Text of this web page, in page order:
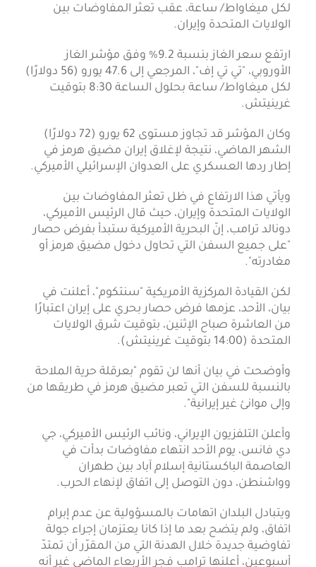
لكل ميغاواط/ ساعة، عقب تعثر المفاوضات بين
الولايات المتحدة وإيران.
ارتفع سعر الغاز بنسبة 9.2% وفق مؤشر الغاز
الأوروبي، "تي تي إف"، المرجعي إلى 47.6 يورو (56 دولارًا)
لكل ميغاواط/ ساعة بحلول الساعة 8:30 بتوقيت
غرينيتش.
وكان المؤشر قد تجاوز مستوى 62 يورو (72 دولارًا)
الشهر الماضي، نتيجة لإغلاق إيران مضيق هرمز في
إطار ردها العسكري على العدوان الإسرائيلي الأميركي.
ويأتي هذا الارتفاع في ظل تعثر المفاوضات بين
الولايات المتحدة وإيران، حيث قال الرئيس الأميركي،
دونالد ترامب، إنّ البحرية الأميركية ستبدأ بفرض حصار
"على جميع السفن التي تحاول دخول مضيق هرمز أو
مغادرته".
لكن القيادة المركزية الأمريكية "سنتكوم"، أعلنت في
بيان، الأحد، عزمها فرض حصار بحري على إيران اعتبارًا
من العاشرة صباح الإثنين، بتوقيت شرق الولايات
المتحدة (14:00 بتوقيت غرينيتش).
وأوضحت في بيان أنها لن تقوم "بعرقلة حرية الملاحة
بالنسبة للسفن التي تعبر مضيق هرمز في طريقها من
وإلى موانئ غير إيرانية".
وأعلن التلفزيون الإيراني، ونائب الرئيس الأميركي، جي
دي فانس، يوم الأحد انتهاء مفاوضات بدأت في
العاصمة الباكستانية إسلام آباد بين طهران
وواشنطن، دون التوصل إلى اتفاق لإنهاء الحرب.
ويتبادل البلدان اتهامات بالمسؤولية عن عدم إبرام
اتفاق، ولم يتضح بعد ما إذا كانا يعتزمان إجراء جولة
تفاوضية جديدة خلال الهدنة التي من المقرّر أن تمتدّ
أسبوعين، أعلنها ترامب فجر الأربعاء الماضي غير أنه